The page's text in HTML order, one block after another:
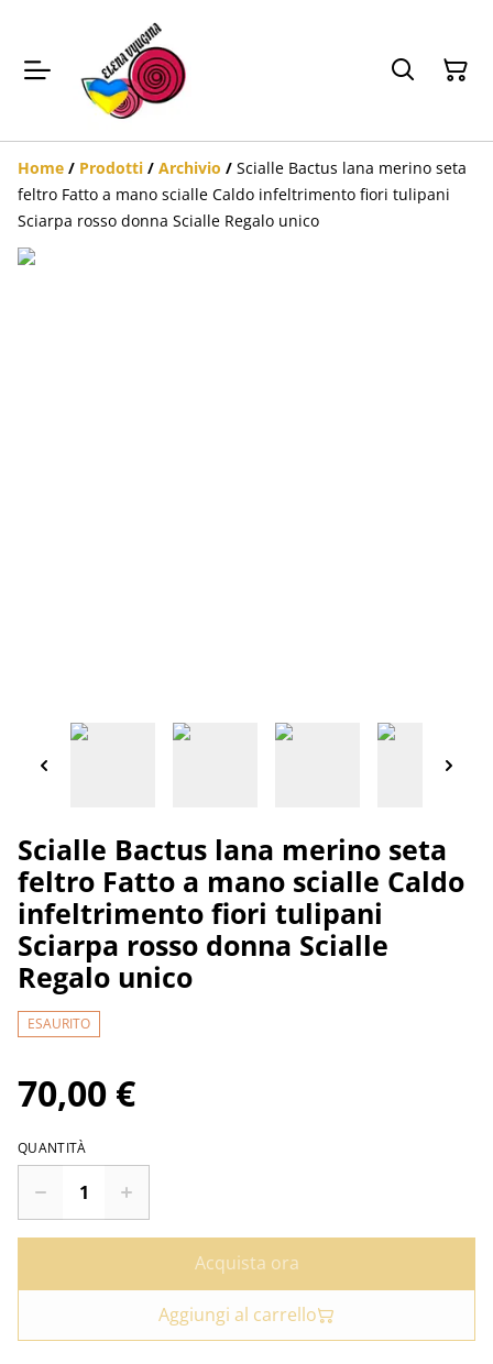
Home / Prodotti / Archivio / Scialle Bactus lana merino seta
feltro Fatto a mano scialle Caldo infeltrimento fiori tulipani
Sciarpa rosso donna Scialle Regalo unico
Scialle Bactus lana merino seta
feltro Fatto a mano scialle Caldo
infeltrimento fiori tulipani
Sciarpa rosso donna Scialle
Regalo unico
ESAURITO
70,00 €
QUANTITÀ
Acquista ora
Aggiungi al carrello